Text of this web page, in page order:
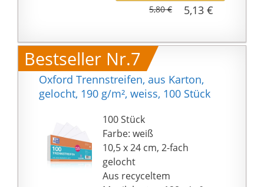
5,13 €
5,80 €
Bestseller Nr.7
Oxford Trennstreifen, aus Karton,
gelocht, 190 g/m², weiss, 100 Stück
100 Stück
Farbe: weiß
10,5 x 24 cm, 2-fach
gelocht
Aus recyceltem